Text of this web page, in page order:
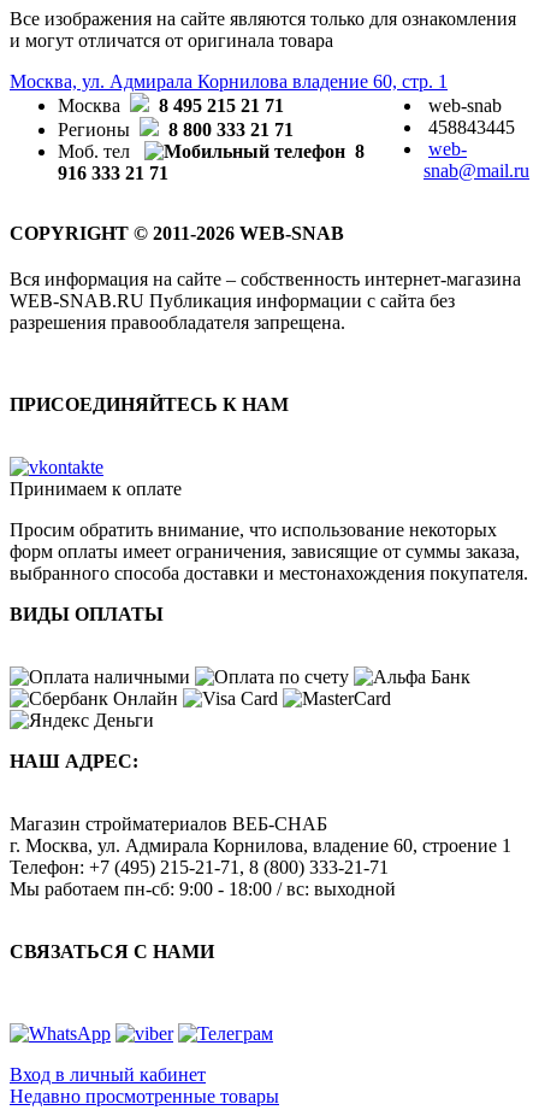
Все изображения на сайте являются только для ознакомления
и могут отличатся от оригинала товара
Москва, ул. Адмирала Корнилова владение 60, стр. 1
Москва
8 495 215 21 71
Регионы
8 800 333 21 71
Моб. тел
8
916 333 21 71
web-snab
458843445
web-
snab@mail.ru
COPYRIGHT © 2011-2026 WEB-SNAB
Вся информация на сайте – собственность интернет-магазина
WEB-SNAB.RU Публикация информации с сайта без
разрешения правообладателя запрещена.
ПРИСОЕДИНЯЙТЕСЬ К НАМ
Принимаем к оплате
Просим обратить внимание, что использование некоторых
форм оплаты имеет ограничения, зависящие от суммы заказа,
выбранного способа доставки и местонахождения покупателя.
ВИДЫ ОПЛАТЫ
НАШ АДРЕС:
Магазин стройматериалов ВЕБ-СНАБ
г. Москва, ул. Адмирала Корнилова, владение 60, строение 1
Телефон: +7 (495) 215-21-71 , 8 (800) 333-21-71
Мы работаем пн-сб: 9:00 - 18:00 / вс: выходной
СВЯЗАТЬСЯ С НАМИ
Вход в личный кабинет
Недавно просмотренные товары